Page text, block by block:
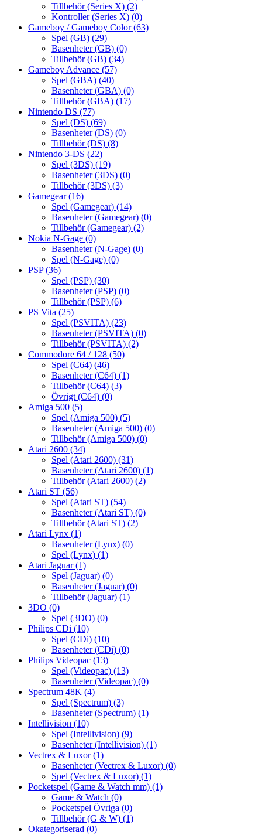
Tillbehör (Series X) (2)
Kontroller (Series X) (0)
Gameboy / Gameboy Color(63)
Spel (GB) (29)
Basenheter (GB) (0)
Tillbehör (GB) (34)
Gameboy Advance (57)
Spel (GBA) (40)
Basenheter (GBA) (0)
Tillbehör (GBA) (17)
Nintendo DS (77)
Spel (DS) (69)
Basenheter (DS) (0)
Tillbehör (DS) (8)
Nintendo 3-DS (22)
Spel (3DS) (19)
Basenheter (3DS) (0)
Tillbehör (3DS) (3)
Gamegear(16)
Spel (Gamegear) (14)
Basenheter (Gamegear) (0)
Tillbehör (Gamegear) (2)
Nokia N-Gage (0)
Basenheter (N-Gage) (0)
Spel (N-Gage) (0)
PSP(36)
Spel (PSP) (30)
Basenheter (PSP) (0)
Tillbehör (PSP) (6)
PS Vita (25)
Spel (PSVITA) (23)
Basenheter (PSVITA) (0)
Tillbehör (PSVITA) (2)
Commodore 64 / 128 (50)
Spel (C64) (46)
Basenheter (C64) (1)
Tillbehör (C64) (3)
Övrigt (C64) (0)
Amiga 500 (5)
Spel (Amiga 500) (5)
Basenheter (Amiga 500) (0)
Tillbehör (Amiga 500) (0)
Atari 2600 (34)
Spel (Atari 2600) (31)
Basenheter (Atari 2600) (1)
Tillbehör (Atari 2600) (2)
Atari ST (56)
Spel (Atari ST) (54)
Basenheter (Atari ST) (0)
Tillbehör (Atari ST) (2)
Atari Lynx (1)
Basenheter (Lynx) (0)
Spel (Lynx) (1)
Atari Jaguar(1)
Spel (Jaguar) (0)
Basenheter (Jaguar) (0)
Tillbehör (Jaguar) (1)
3DO (0)
Spel (3DO) (0)
Philips CDi (10)
Spel (CDi) (10)
Basenheter (CDi) (0)
Philips Videopac (13)
Spel (Videopac) (13)
Basenheter (Videopac) (0)
Spectrum 48K (4)
Spel (Spectrum) (3)
Basenheter (Spectrum) (1)
Intellivision (10)
Spel (Intellivision) (9)
Basenheter (Intellivision) (1)
Vectrex & Luxor(1)
Basenheter (Vectrex & Luxor) (0)
Spel (Vectrex & Luxor) (1)
Pocketspel (Game & Watch mm) (1)
Game & Watch (0)
Pocketspel Övriga (0)
Tillbehör (G & W) (1)
Okategoriserad (0)